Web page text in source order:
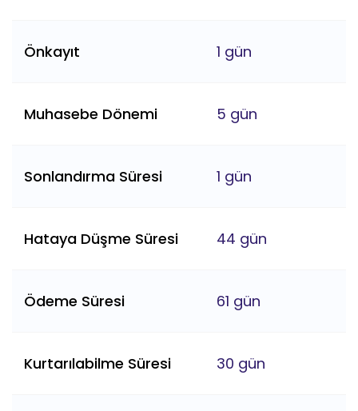
Önkayıt 1 gün
Muhasebe Dönemi 5 gün
Sonlandırma Süresi 1 gün
Hataya Düşme Süresi 44 gün
Ödeme Süresi 61 gün
Kurtarılabilme Süresi 30 gün